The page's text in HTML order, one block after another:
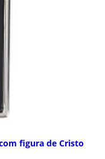
figura de Cristo